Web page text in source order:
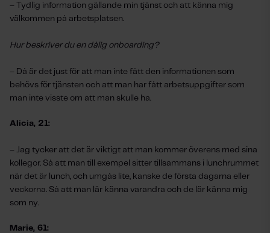
– Tydlig information gällande min tjänst och att känna mig
välkommen på arbetsplatsen.
Hur beskriver du en dålig onboarding?
– Då är det just för att man inte fått den informationen som
behövs för tjänsten och att man har fått arbetsuppgifter som
man inte visste om att man skulle ha.
Alicia, 21:
– Jag tycker att det är viktigt att man kommer överens med sina
kollegor. Så att man till exempel sitter tillsammans i lunchrummet
när det är lunch, och umgås lite, kanske de första dagarna eller
veckorna. Så att man lär känna varandra och de lär känna mig
som ny.
Marie, 61: